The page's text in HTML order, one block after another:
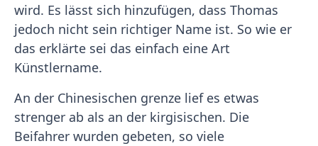
wird. Es lässt sich hinzufügen, dass Thomas
jedoch nicht sein richtiger Name ist. So wie er
das erklärte sei das einfach eine Art
Künstlername.
An der Chinesischen grenze lief es etwas
strenger ab als an der kirgisischen. Die
Beifahrer wurden gebeten, so viele